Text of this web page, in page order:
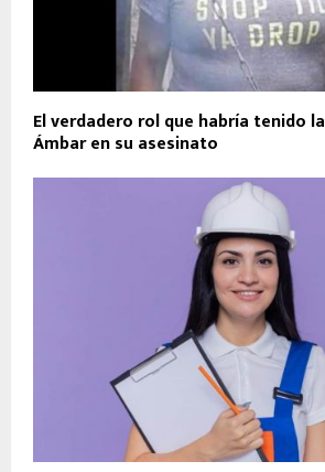
El verdadero rol que habría tenido
Ámbar en su asesinato